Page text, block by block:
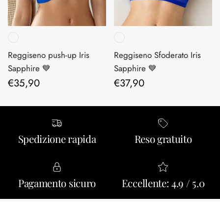
Reggiseno push-up Iris
Sapphire 💙
Prezzo normale
€35,90
Reggiseno Sfoderato Iris
Sapphire 💙
Prezzo normale
€37,90
Spedizione rapida Reso gratuito
Pagamento sicuro Eccellente: 4.9 / 5.0